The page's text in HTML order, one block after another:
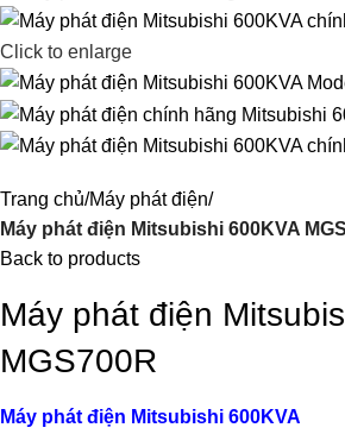
Click to enlarge
Trang chủ Máy phát điện
Máy phát điện Mitsubishi 600KVA
Back to products
Máy phát điện
MGS700R
Máy phát điện Mitsubishi 600KVA